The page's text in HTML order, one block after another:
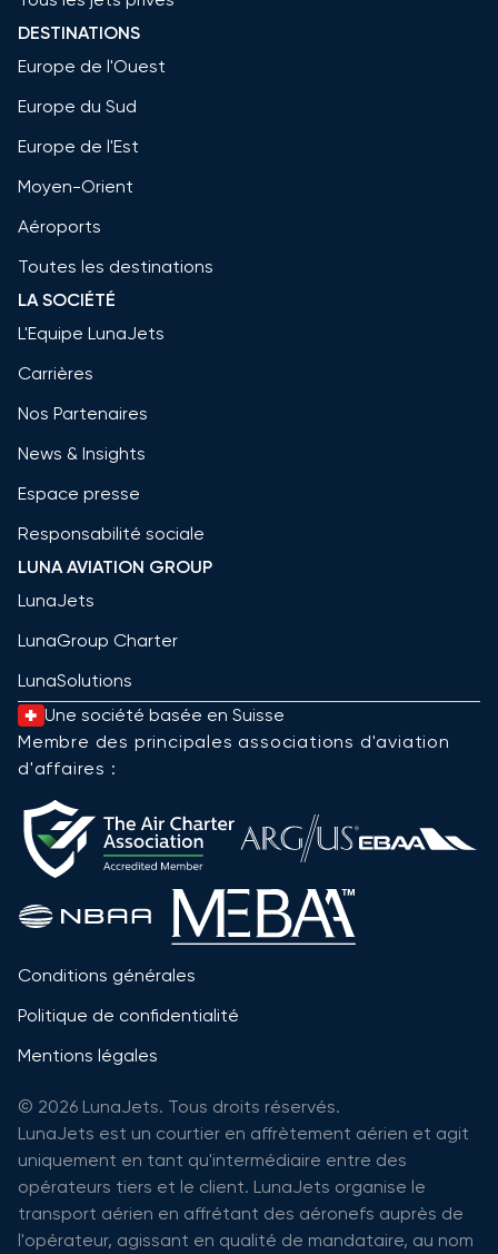
DESTINATIONS
Europe de l'Ouest
Europe du Sud
Europe de l'Est
Moyen-Orient
Aéroports
Toutes les destinations
LA SOCIÉTÉ
L'Equipe LunaJets
Carrières
Nos Partenaires
News & Insights
Espace presse
Responsabilité sociale
LUNA AVIATION GROUP
LunaJets
LunaGroup Charter
LunaSolutions
Une société basée en Suisse
Membre des principales associations d'aviation
d'affaires :
Conditions générales
Politique de confidentialité
Mentions légales
© 2026 LunaJets. Tous droits réservés.
LunaJets est un courtier en affrètement aérien et agit
uniquement en tant qu'intermédiaire entre des
opérateurs tiers et le client. LunaJets organise le
transport aérien en affrétant des aéronefs auprès de
l'opérateur, agissant en qualité de mandataire, au nom